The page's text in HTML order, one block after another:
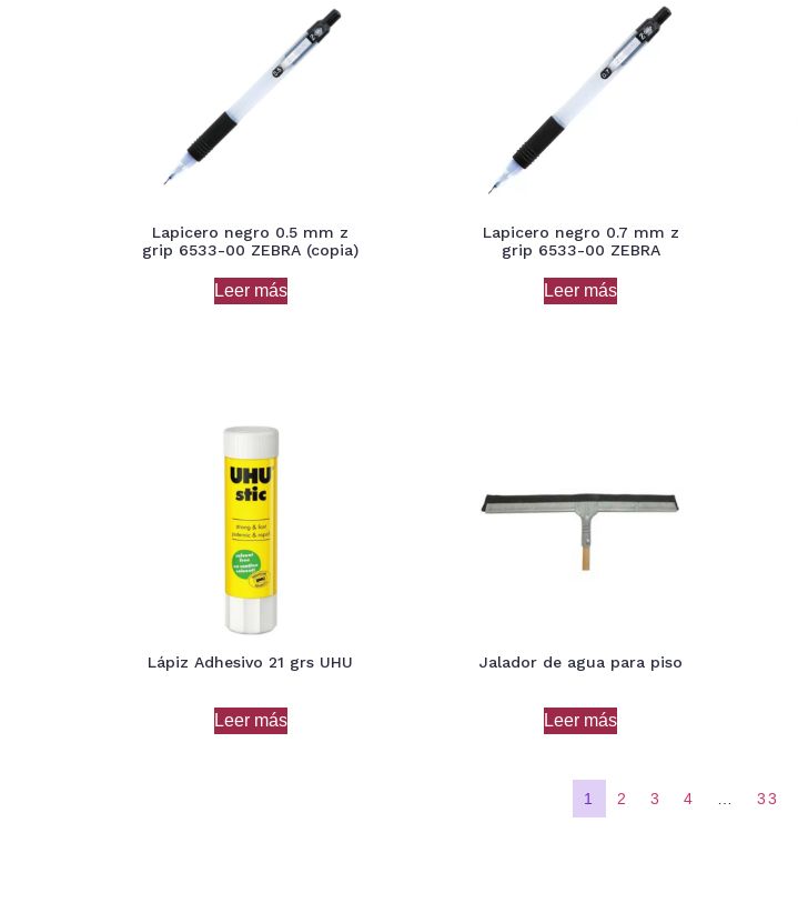
Lapicero negro 0.5 mm z
grip 6533-00 ZEBRA (copia)
Leer más
Lapicero negro 0.7 mm z
grip 6533-00 ZEBRA
Leer más
Lápiz Adhesivo 21 grs UHU
Leer más
Jalador de agua para piso
Leer más
1 2 3 4 33